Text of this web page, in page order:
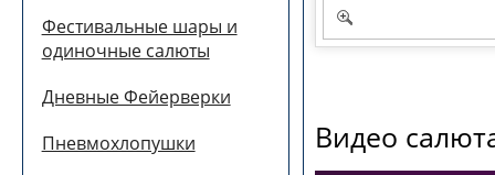
Фестивальные шары и
одиночные салюты
Дневные Фейерверки
Пневмохлопушки
Видео